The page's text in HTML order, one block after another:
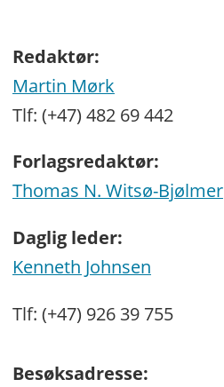
Redaktør:
Martin Mørk
Tlf: (+47) 482 69 442
Forlagsredaktør:
Thomas N. Witsø-Bjølmer
Daglig leder:
Kenneth Johnsen
Tlf: (+47) 926 39 755
Besøksadresse: